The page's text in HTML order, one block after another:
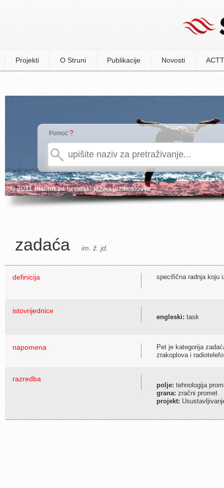
Projekti O Struni Publikacije Novosti
Pomoć ?
© 2011 Institut za hrvatski jezik i jezikoslovlje
zadaća im. ž. jd.
definicija specifična radnja koju
istovrijednice
engleski: task
napomena
Pet je kategorija
zrakoplova i
razredba
polje: tehnologija
grana: zračni promet
projekt: